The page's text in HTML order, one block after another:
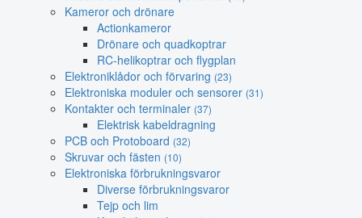
Kameror och drönare
Actionkameror
Drönare och quadkoptrar
RC-helikoptrar och flygplan
Elektroniklådor och förvaring (23)
Elektroniska moduler och sensorer (31)
Kontakter och terminaler (37)
Elektrisk kabeldragning
PCB och Protoboard (32)
Skruvar och fästen (10)
Elektroniska förbrukningsvaror
Diverse förbrukningsvaror
Tejp och lim